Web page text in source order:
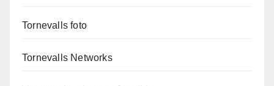
Tornevalls foto
Tornevalls Networks